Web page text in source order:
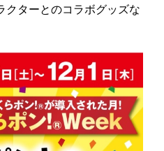
クターとのコラボグッズな